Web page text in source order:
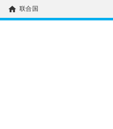
home 联合国